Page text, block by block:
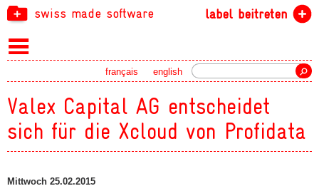
swiss made software label beitreten
english
français
Valex Capital AG entscheidet
sich für die Xcloud von Profidata
Mittwoch 25.02.2015